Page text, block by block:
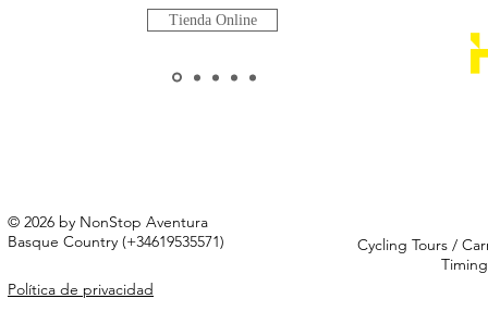
Tienda Online
© 2026 by NonStop Aventura
Basque Country (+34619535571)
Política de privacidad
Cycling Tours /